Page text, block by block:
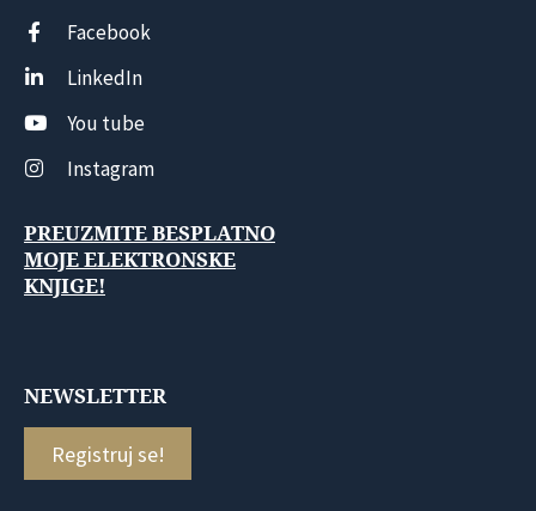
Facebook
LinkedIn
You tube
Instagram
PREUZMITE BESPLATNO
MOJE ELEKTRONSKE
KNJIGE!
NEWSLETTER
Registruj se!